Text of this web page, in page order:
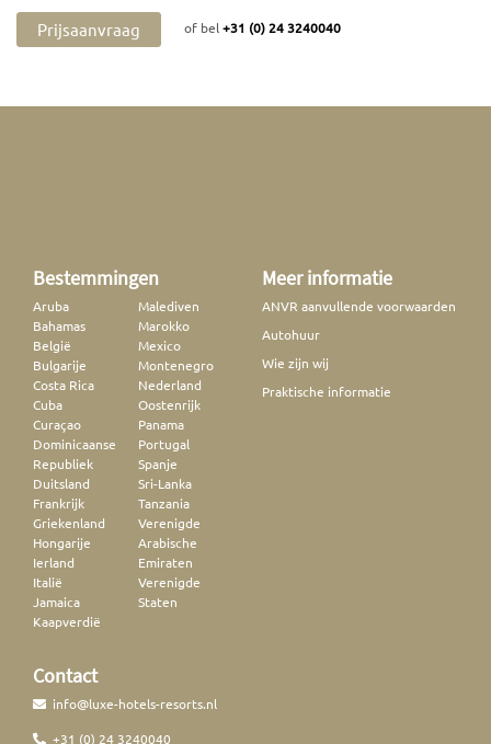
Prijsaanvraag of bel+31 (0) 24 3240040
Bestemmingen
Aruba
Bahamas
België
Bulgarije
Costa Rica
Cuba
Curaçao
Dominicaanse
Republiek
Duitsland
Frankrijk
Griekenland
Hongarije
Ierland
Italië
Jamaica
Kaapverdië
Malediven
Marokko
Mexico
Montenegro
Nederland
Oostenrijk
Panama
Portugal
Spanje
Sri-Lanka
Tanzania
Verenigde
Arabische
Emiraten
Verenigde
Staten
Meer informatie
ANVR aanvullende voorwaarden
Autohuur
Wie zijn wij
Praktische informatie
Contact
info@luxe-hotels-resorts.nl
+31 (0) 24 3240040